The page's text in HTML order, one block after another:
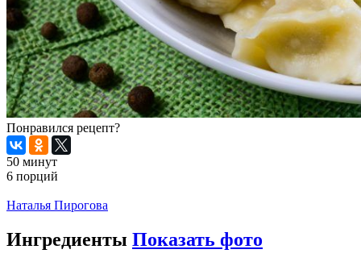
Понравился рецепт?
50 минут
6 порций
Наталья Пирогова
Ингредиенты Показать фото